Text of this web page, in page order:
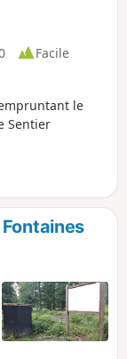
Facile
le
Sentier